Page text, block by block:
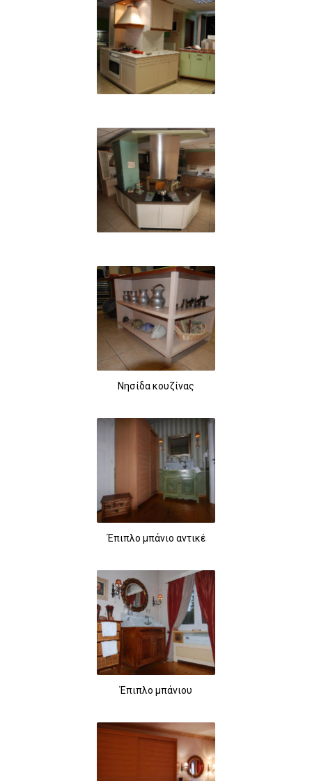
Νησίδα κουζίνας
Έπιπλο μπάνιο αντικέ
Έπιπλο μπάνιου